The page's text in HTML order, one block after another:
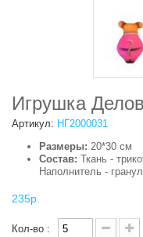
Игрушка
Артикул: НГ2000031
Размеры: 20*30 см
Состав: Ткань -
Наполнитель -
235р.
Кол-во :